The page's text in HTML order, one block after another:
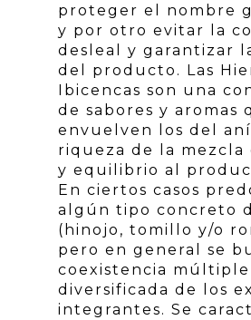
proteger el nombre
y por otro evitar la
desleal y garantizar
del producto. Las
Ibicencas son una
de sabores y aromas
envuelven los del
riqueza de la mezcla
y equilibrio al
En ciertos casos
algún tipo concreto
(hinojo, tomillo y/o
pero en general se
coexistencia múltiple
diversificada de los
integrantes. Se